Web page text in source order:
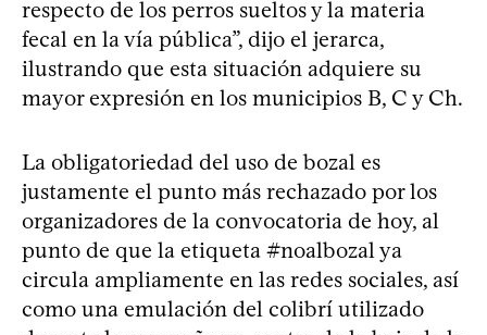
respecto de los perros sueltos y la materia
fecal en la vía pública”, dijo el jerarca,
ilustrando que esta situación adquiere su
mayor expresión en los municipios B, C y Ch.
La obligatoriedad del uso de bozal es
justamente el punto más rechazado por los
organizadores de la convocatoria de hoy, al
punto de que la etiqueta #noalbozal ya
circula ampliamente en las redes sociales, así
como una emulación del colibrí utilizado